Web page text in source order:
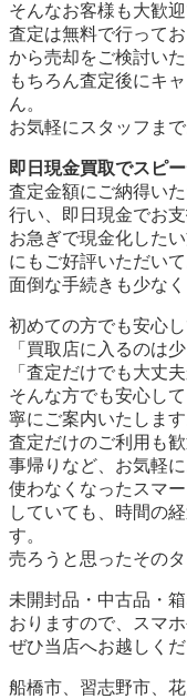
そんなお客様も大歓迎
査定は無料で行って
から売却をご検討いた
もちろん査定後にキ
ん。
お気軽にスタッフま
即日現金買取でスピー
査定金額にご納得い
行い、即日現金でお支
お急ぎで現金化した
にもご好評いただいて
面倒な手続きも少な
初めての方でも安心
「買取店に入るのは
「査定だけでも大丈夫
そんな方でも安心し
寧にご案内いたします
査定だけのご利用も
事帰りなど、お気軽
使わなくなったスマ
していても、時間の
す。
売ろうと思ったその
未開封品・中古品・
おりますので、スマ
ぜひ当店へお越しくだ
船橋市、習志野市、